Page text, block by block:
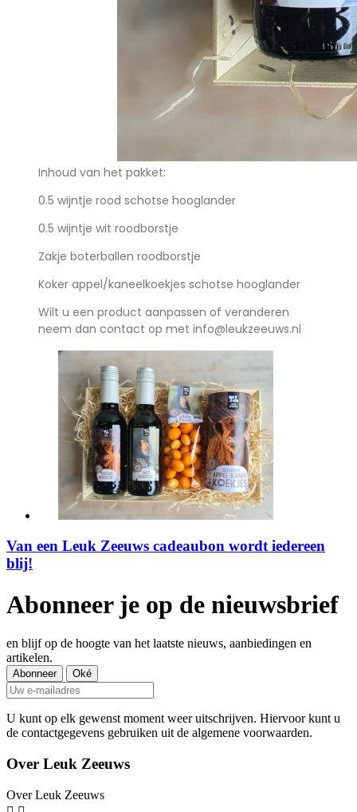
Inhoud van het pakket:
0.5 wijntje rood schotse hooglander
0.5 wijntje wit roodborstje
Zakje boterballen roodborstje
Koker appel/kaneelkoekjes schotse hooglander
Wilt u een product aanpassen of veranderen
neem dan contact op met info@leukzeeuws.nl
Van een Leuk Zeeuws cadeaubon wordt iedereen
blij!
Abonneer je op de nieuwsbrief
en blijf op de hoogte van het laatste nieuws, aanbiedingen en
artikelen.
U kunt op elk gewenst moment weer uitschrijven. Hiervoor kunt u
de contactgegevens gebruiken uit de algemene voorwaarden.
Over Leuk Zeeuws
Over Leuk Zeeuws